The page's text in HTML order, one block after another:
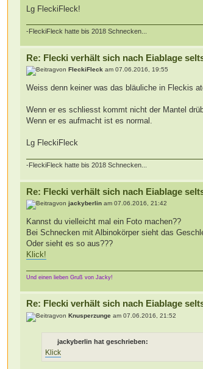
Lg FleckiFleck!
-FleckiFleck hatte bis 2018 Schnecken...
Re: Flecki verhält sich nach Eiablage
vonFleckiFleck am 07.06.2016, 19:55
Weiss denn keiner was das bläuliche in Fleckis
Wenn er es schliesst kommt nicht der Mantel
Wenn er es aufmacht ist es normal.
Lg FleckiFleck
-FleckiFleck hatte bis 2018 Schnecken...
Re: Flecki verhält sich nach Eiablage
vonjackyberlin am 07.06.2016, 21:42
Kannst du vielleicht mal ein Foto machen??
Bei Schnecken mit Albinokörper sieht das
Oder sieht es so aus???
Klick!
Und einen lieben Gruß von Jacky!
Re: Flecki verhält sich nach Eiablage
vonKnusperzunge am 07.06.2016, 21:52
jackyberlin hat geschrieben:
Klick